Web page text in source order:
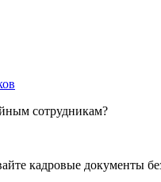
сотрудникам?
кадровые документы